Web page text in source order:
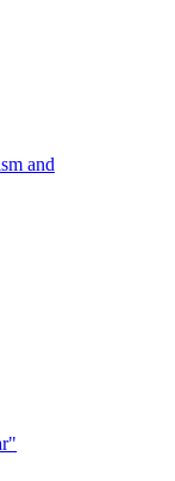
and